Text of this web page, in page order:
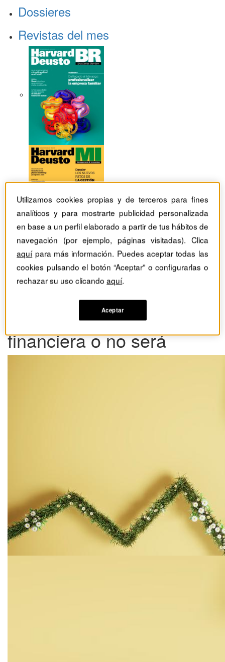
Dossieres
Revistas del mes
Revistas Harvard Deusto
Finanzas
La agenda verde será
financiera o no será
Utilizamos cookies propias y de terceros para fines
analíticos y para mostrarte publicidad personalizada
en base a un perfil elaborado a partir de tus hábitos de
navegación (por ejemplo, páginas visitadas). Clica
aquípara más información. Puedes aceptar todas las
cookies pulsando el botón “Aceptar” o configurarlas o
rechazar su uso clicandoaquí.
Aceptar